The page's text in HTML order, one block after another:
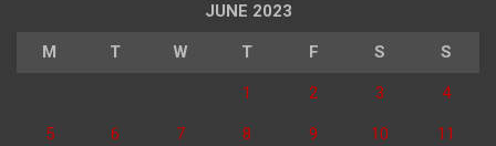
JUNE 2023
M T W T F S S
1 2 3 4
5 6 7 8 9 10 11